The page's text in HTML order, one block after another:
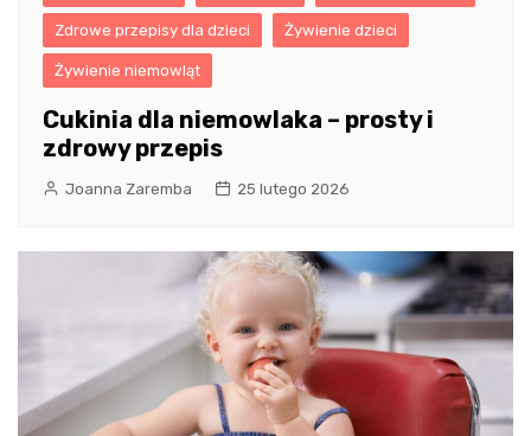
Zdrowe przepisy dla dzieci Żywienie dzieci
Żywienie niemowląt
Cukinia dla niemowlaka – prosty i
zdrowy przepis
Joanna Zaremba 25 lutego 2026